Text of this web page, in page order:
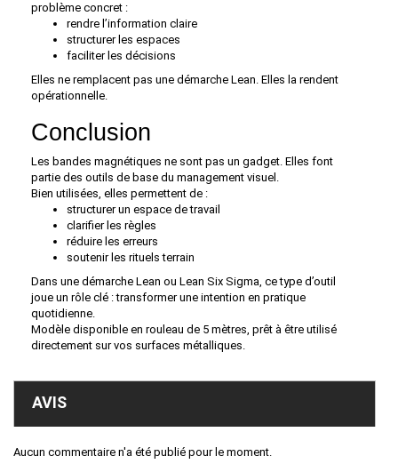
problème concret :
rendre l’information claire
structurer les espaces
faciliter les décisions
Elles ne remplacent pas une démarche Lean. Elles la rendent
opérationnelle.
Conclusion
Les bandes magnétiques ne sont pas un gadget. Elles font
partie des outils de base du management visuel.
Bien utilisées, elles permettent de :
structurer un espace de travail
clarifier les règles
réduire les erreurs
soutenir les rituels terrain
Dans une démarche Lean ou Lean Six Sigma, ce type d’outil
joue un rôle clé : transformer une intention en pratique
quotidienne.
Modèle disponible en rouleau de 5 mètres, prêt à être utilisé
directement sur vos surfaces métalliques.
AVIS
Aucun commentaire n'a été publié pour le moment.